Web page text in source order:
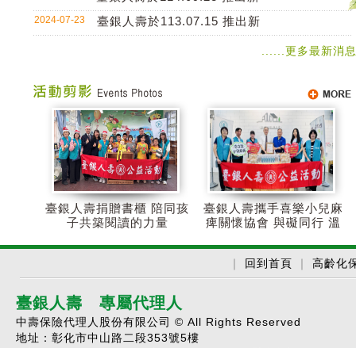
臺銀人壽 捐贈書櫃 陪同孩子共築閱讀的力
https://www.twfhclife.com.tw/
2024-07-23 臺銀人壽於113.07.15 推出新
......更多最新消息
臺銀人壽捐贈書櫃 陪同孩
子共築閱讀的力量
臺銀人壽攜手喜樂小兒麻
痺關懷協會 與礙同行 溫
金福氣小
壽險(109)
臺銀人壽安心傳家
利率變動型終身壽
險(定期給附型)
臺銀人壽新傷害死
亡及失能給付附約
(110)
臺銀人
美元利
身壽險(
回到首頁 高齡化
臺銀人壽 專屬代理人
中壽保險代理人股份有限公司 © All Rights Reserved
地址：彰化市中山路二段353號5樓